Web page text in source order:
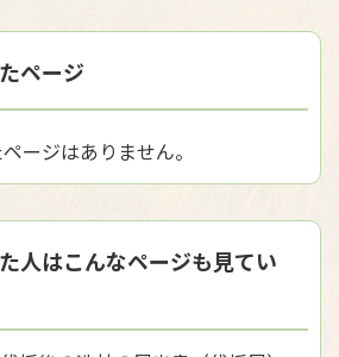
ページ
ージはありません。
人はこんなページも見てい